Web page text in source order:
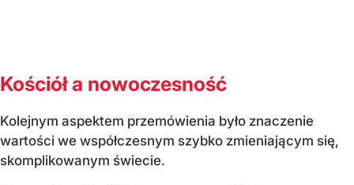
Kościół a nowoczesność
Kolejnym aspektem przemówienia było znaczenie
wartości we współczesnym szybko zmieniającym się,
skomplikowanym świecie.